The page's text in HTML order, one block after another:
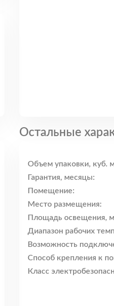
Остальные
Объем упаковки, куб.
Гарантия, месяцы:
Помещение:
Место размещения:
Площадь освещения,
Диапазон рабочих
Возможность
Способ крепления к
Класс